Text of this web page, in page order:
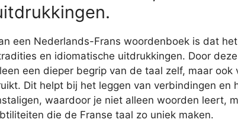
een Nederlands-Frans woordenboek is dat
en idiomatische uitdrukkingen. Door
een dieper begrip van de taal zelf, maar ook
Dit helpt bij het leggen van verbindingen en
waardoor je niet alleen woorden leert,
die de Franse taal zo uniek maken.